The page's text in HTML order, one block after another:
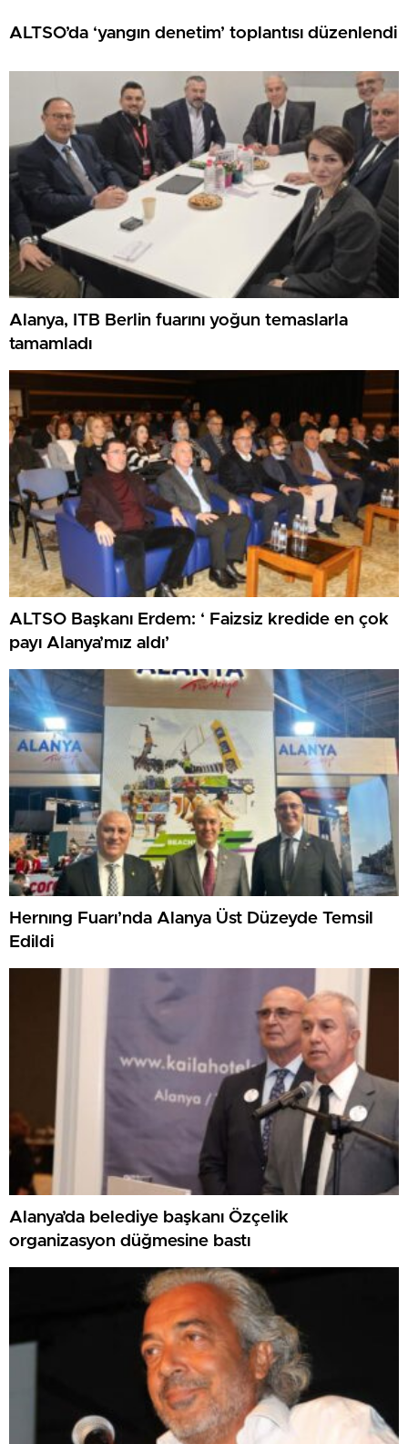
ALTSO’da ‘yangın denetim’ toplantısı düzenlendi
Alanya, ITB Berlin fuarını yoğun temaslarla
tamamladı
ALTSO Başkanı Erdem: ‘ Faizsiz kredide en çok
payı Alanya’mız aldı’
Hernıng Fuarı’nda Alanya Üst Düzeyde Temsil
Edildi
Alanya’da belediye başkanı Özçelik
organizasyon düğmesine bastı